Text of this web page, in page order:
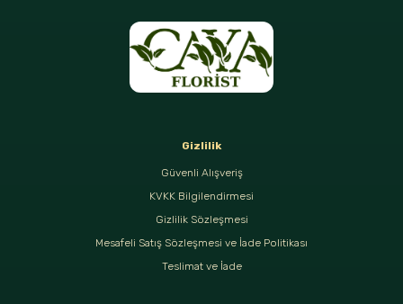
Gizlilik
Güvenli Alışveriş
KVKK Bilgilendirmesi
Gizlilik Sözleşmesi
Mesafeli Satış Sözleşmesi ve İade Politikası
Teslimat ve İade